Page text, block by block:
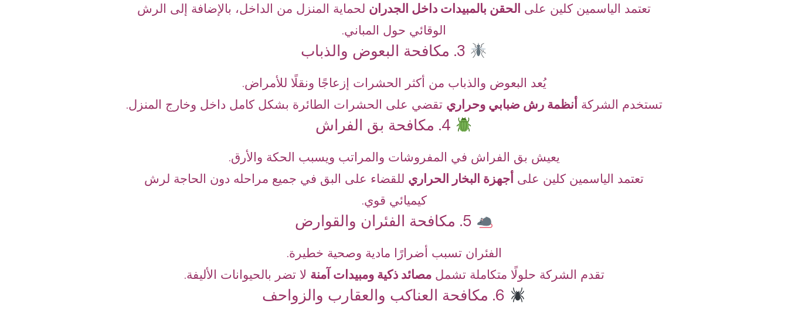
تعتمد الياسمين كلين على الحقن بالمبيدات داخل الجدران لحماية المنزل من الداخل، بالإضافة إلى الرش
الوقائي حول المباني.
يُعد البعوض والذباب من أكثر الحشرات إزعاجًا ونقلًا للأمراض.
تستخدم الشركة أنظمة رش ضبابي وحراري تقضي على الحشرات الطائرة بشكل كامل داخل وخارج المنزل.
يعيش بق الفراش في المفروشات والمراتب ويسبب الحكة والأرق.
تعتمد الياسمين كلين على أجهزة البخار الحراري للقضاء على البق في جميع مراحله دون الحاجة لرش
كيميائي قوي.
الفئران تسبب أضرارًا مادية وصحية خطيرة.
تقدم الشركة حلولًا متكاملة تشملمصائد ذكية ومبيدات آمنة لا تضر بالحيوانات الأليفة.